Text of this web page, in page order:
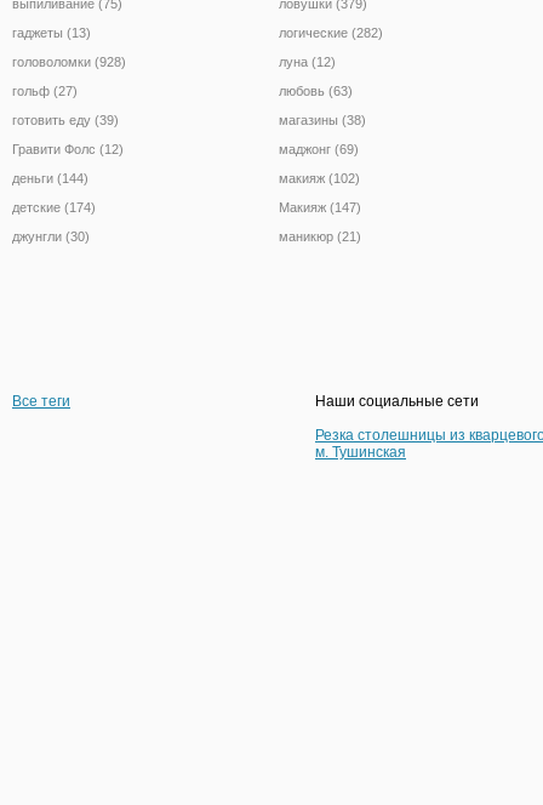
выпиливание (75)
гаджеты (13)
головоломки (928)
гольф (27)
готовить еду (39)
Гравити Фолс (12)
деньги (144)
детские (174)
джунгли (30)
ловушки (379)
логические (282)
луна (12)
любовь (63)
магазины (38)
маджонг (69)
макияж (102)
Макияж (147)
маникюр (21)
Все теги
Наши социальные сети
Резка столешницы из
м. Тушинская